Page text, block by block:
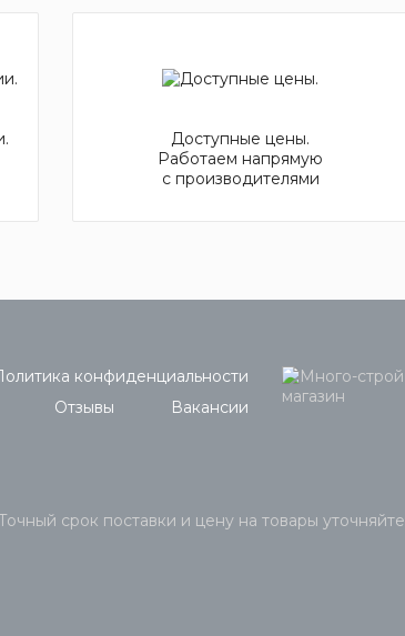
Доступные цены.
Работаем напрямую
с производителями
конфиденциальности
Отзывы Вакансии
срок поставки и цену на товары уточняйте